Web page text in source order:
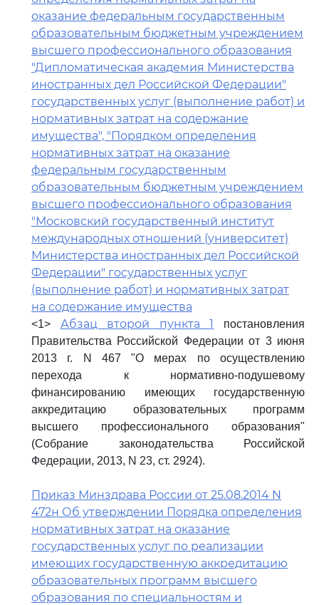
оказание федеральным государственным
образовательным бюджетным учреждением
высшего профессионального образования
"Дипломатическая академия Министерства
иностранных дел Российской Федерации"
государственных услуг (выполнение работ) и
нормативных затрат на содержание
имущества", "Порядком определения
нормативных затрат на оказание
федеральным государственным
образовательным бюджетным учреждением
высшего профессионального образования
"Московский государственный институт
международных отношений (университет)
Министерства иностранных дел Российской
Федерации" государственных услуг
(выполнение работ) и нормативных затрат
на содержание имущества
<1> Абзац второй пункта 1
постановления
Правительства Российской Федерации от 3 июня
2013 г. N 467 "О мерах по осуществлению
перехода к нормативно-подушевому
финансированию имеющих государственную
аккредитацию образовательных программ
высшего профессионального образования"
(Собрание законодательства Российской
Федерации, 2013, N 23, ст. 2924).
Приказ Минздрава России от 25.08.2014 N
472н Об утверждении Порядка определения
нормативных затрат на оказание
государственных услуг по реализации
имеющих государственную аккредитацию
образовательных программ высшего
образования по специальностям и